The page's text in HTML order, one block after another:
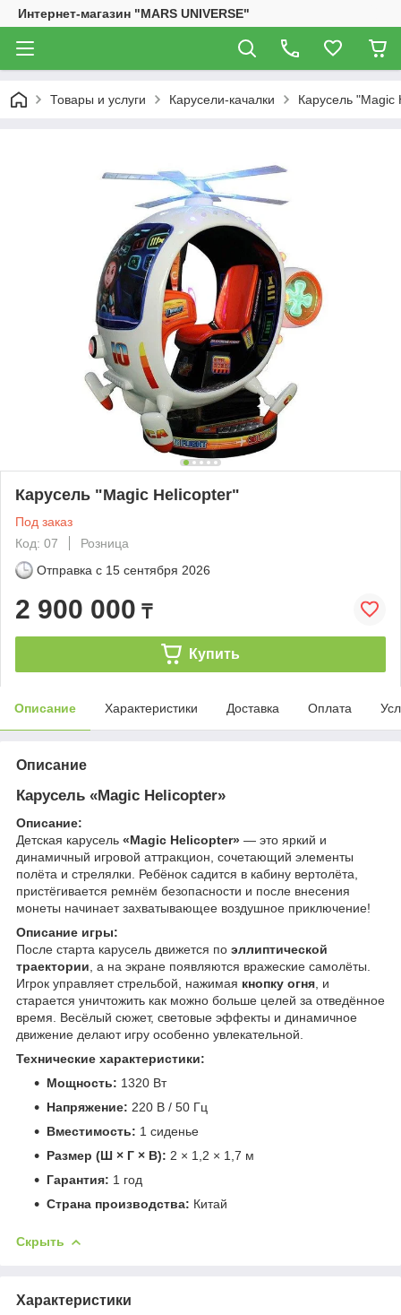
Интернет-магазин "MARS UNIVERSE"
Товары и услуги Карусели-качалки Карусель "Magic
Карусель "Magic Helicopter"
Под заказ
Код: 07
Розница
Отправка с 15 сентября 2026
2 900 000 ₸
Купить
Описание Характеристики Доставка Оплата
Описание
Карусель «Magic Helicopter»
Описание:
Детская карусель «Magic Helicopter» — это яркий и
динамичный игровой аттракцион, сочетающий элементы
полёта и стрелялки. Ребёнок садится в кабину вертолёта,
пристёгивается ремнём безопасности и после внесения
монеты начинает захватывающее воздушное приключение!
Описание игры:
После старта карусель движется по эллиптической
траектории , а на экране появляются вражеские самолёты.
Игрок управляет стрельбой, нажимая кнопку огня , и
старается уничтожить как можно больше целей за отведённое
время. Весёлый сюжет, световые эффекты и динамичное
движение делают игру особенно увлекательной.
Технические характеристики:
Мощность: 1320 Вт
Напряжение: 220 В / 50 Гц
Вместимость: 1 сиденье
Размер (Ш × Г × В): 2 × 1,2 × 1,7 м
Гарантия: 1 год
Страна производства: Китай
Скрыть
Характеристики